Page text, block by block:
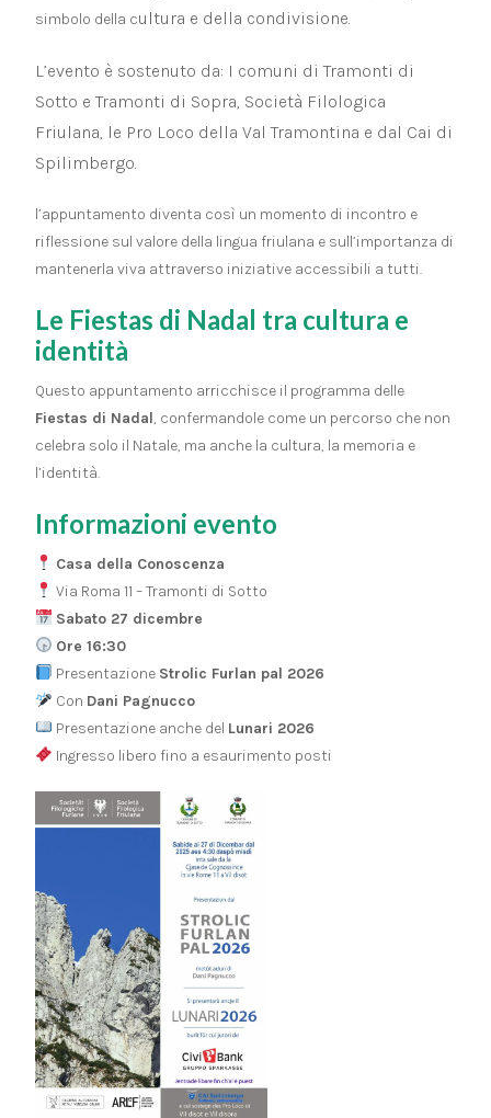
simbolo della cultura e della condivisione.
L’evento è sostenuto da: I comuni di Tramonti di
Sotto e Tramonti di Sopra, Società Filologica
Friulana, le Pro Loco della Val Tramontina e dal Cai di
Spilimbergo.
l’appuntamento diventa così un momento di incontro e
riflessione sul valore della lingua friulana e sull’importanza di
mantenerla viva attraverso iniziative accessibili a tutti.
Le Fiestas di Nadal tra cultura e
identità
Questo appuntamento arricchisce il programma delle
Fiestas di Nadal, confermandole come un percorso che non
celebra solo il Natale, ma anche la cultura, la memoria e
l’identità.
Informazioni evento
Casa della Conoscenza
Via Roma 11 – Tramonti di Sotto
Sabato 27 dicembre
Ore 16:30
Presentazione Strolic Furlan pal 2026
Con Dani Pagnucco
Presentazione anche del Lunari 2026
Ingresso libero fino a esaurimento posti